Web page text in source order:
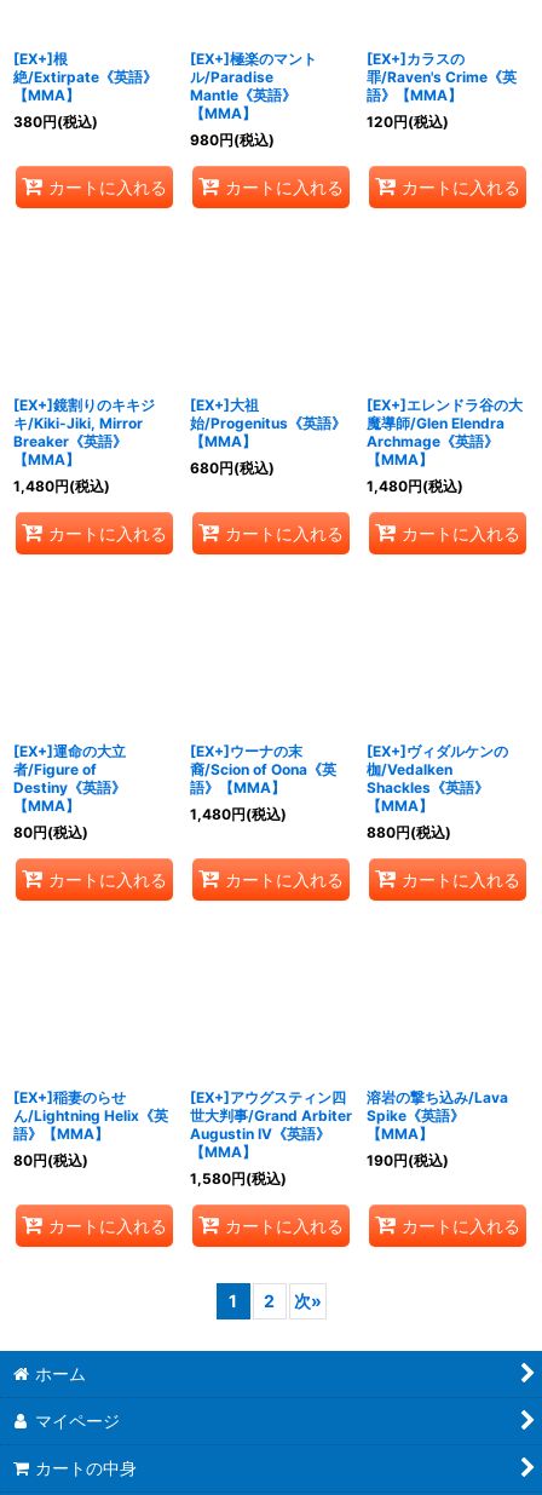
[EX+]根
絶/Extirpate《英語》
【MMA】
380円(税込)
カートに入れる
[EX+]極楽のマント
ル/Paradise
Mantle《英語》
【MMA】
980円(税込)
カートに入れる
[EX+]カラスの
罪/Raven's Crime《英
語》【MMA】
120円(税込)
カートに入れる
[EX+]鏡割りのキキジ
キ/Kiki-Jiki, Mirror
Breaker《英語》
【MMA】
1,480円(税込)
カートに入れる
[EX+]大祖
始/Progenitus《英語》
【MMA】
680円(税込)
カートに入れる
[EX+]エレンドラ谷の大
魔導師/Glen Elendra
Archmage《英語》
【MMA】
1,480円(税込)
カートに入れる
[EX+]運命の大立
者/Figure of
Destiny《英語》
【MMA】
80円(税込)
カートに入れる
[EX+]ウーナの末
裔/Scion of Oona《英
語》【MMA】
1,480円(税込)
カートに入れる
[EX+]ヴィダルケンの
枷/Vedalken
Shackles《英語》
【MMA】
880円(税込)
カートに入れる
[EX+]稲妻のらせ
ん/Lightning Helix《英
語》【MMA】
80円(税込)
カートに入れる
[EX+]アウグスティン四
世大判事/Grand Arbiter
Augustin IV《英語》
【MMA】
1,580円(税込)
カートに入れる
溶岩の撃ち込み/Lava
Spike《英語》
【MMA】
190円(税込)
カートに入れる
1 2 次»
ホーム
マイページ
カートの中身